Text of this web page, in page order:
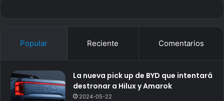
Popular Reciente Comentarios
La nueva pick up de BYD que intentará
destronar a Hilux y Amarok
2024-05-22